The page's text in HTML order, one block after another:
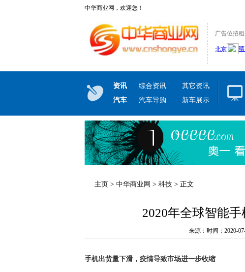
中华商业网，欢迎您！
广告位招租
资讯 综合资讯
其它资讯
汽车
汽车导购 新车展示
主页 > 中华商业网 > 科技 > 正文
2020年全球智能
来源：时间：2020-
手机出货量下滑，疫情导致市场进一步收缩